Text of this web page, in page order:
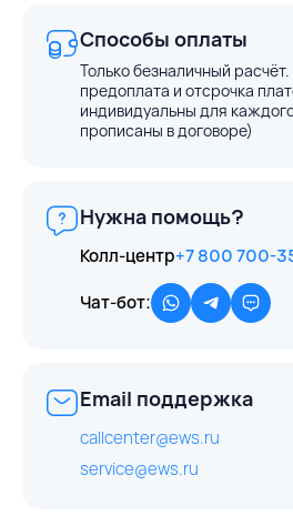
Способы оплаты
Только безналичный
предоплата и отсрочка
индивидуальны для
прописаны в договоре)
Нужна помощь?
Колл-центр+7 800 700-
Чат-бот:
Email поддержка
callcenter@ews.ru
service@ews.ru